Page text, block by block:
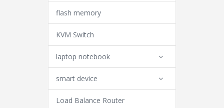
flash memory
KVM Switch
laptop notebook
smart device
Load Balance Router